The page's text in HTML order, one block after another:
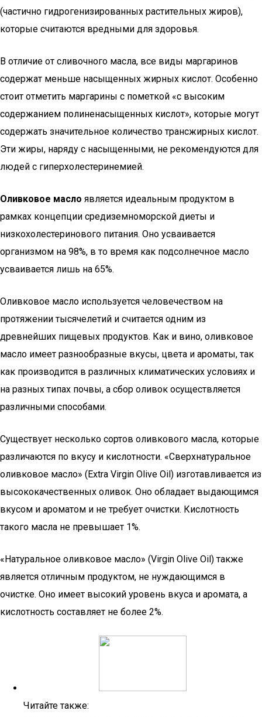
(частично гидрогенизированных растительных жиров),
которые считаются вредными для здоровья.
В отличие от сливочного масла, все виды маргаринов
содержат меньше насыщенных жирных кислот. Особенно
стоит отметить маргарины с пометкой «с высоким
содержанием полиненасыщенных кислот», которые могут
содержать значительное количество трансжирных кислот.
Эти жиры, наряду с насыщенными, не рекомендуются для
людей с гиперхолестеринемией.
Оливковое масло является идеальным продуктом в
рамках концепции средиземноморской диеты и
низкохолестеринового питания. Оно усваивается
организмом на 98%, в то время как подсолнечное масло
усваивается лишь на 65%.
Оливковое масло используется человечеством на
протяжении тысячелетий и считается одним из
древнейших пищевых продуктов. Как и вино, оливковое
масло имеет разнообразные вкусы, цвета и ароматы, так
как производится в различных климатических условиях и
на разных типах почвы, а сбор оливок осуществляется
различными способами.
Существует несколько сортов оливкового масла, которые
различаются по вкусу и кислотности. «Сверхнатуральное
оливковое масло» (Extra Virgin Olive Oil) изготавливается из
высококачественных оливок. Оно обладает выдающимся
вкусом и ароматом и не требует очистки. Кислотность
такого масла не превышает 1%.
«Натуральное оливковое масло» (Virgin Olive Oil) также
является отличным продуктом, не нуждающимся в
очистке. Оно имеет высокий уровень вкуса и аромата, а
кислотность составляет не более 2%.
Читайте также: